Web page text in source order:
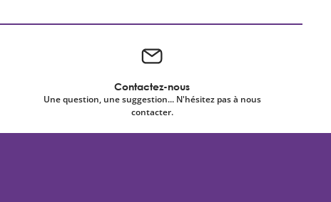
Contactez-nous
Une question, une suggestion... N'hésitez pas à nous
contacter.